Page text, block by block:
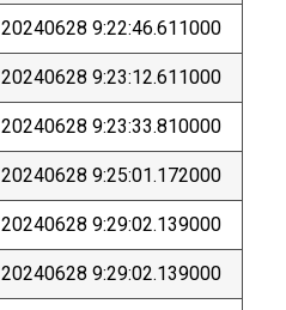
20240628 9:22:46.611000
20240628 9:23:12.611000
20240628 9:23:33.810000
20240628 9:25:01.172000
20240628 9:29:02.139000
20240628 9:29:02.139000